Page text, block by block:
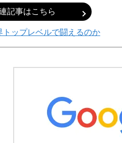
記事はこちら
トップレベルで闘えるのか